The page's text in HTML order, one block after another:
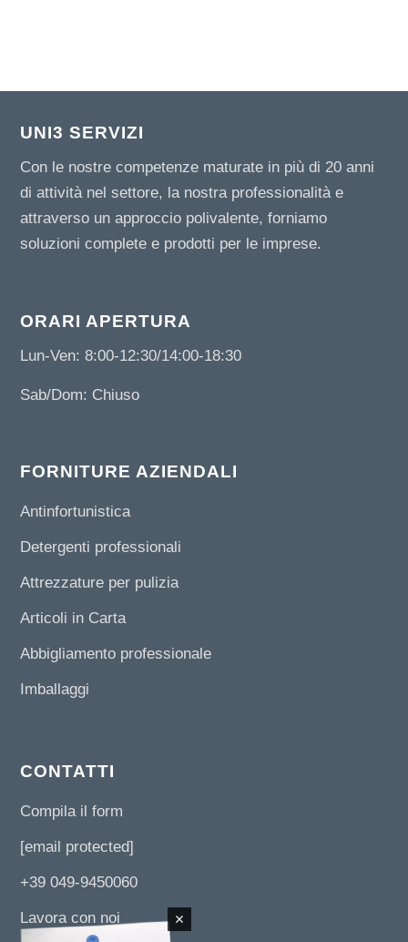
UNI3 SERVIZI
Con le nostre competenze maturate in più di 20 anni
di attività nel settore, la nostra professionalità e
attraverso un approccio polivalente, forniamo
soluzioni complete e prodotti per le imprese.
ORARI APERTURA
Lun-Ven: 8:00-12:30/14:00-18:30
Sab/Dom: Chiuso
FORNITURE AZIENDALI
Antinfortunistica
Detergenti professionali
Attrezzature per pulizia
Articoli in Carta
Abbigliamento professionale
Imballaggi
CONTATTI
Compila il form
[email protected]
+39 049-9450060
Lavora con noi